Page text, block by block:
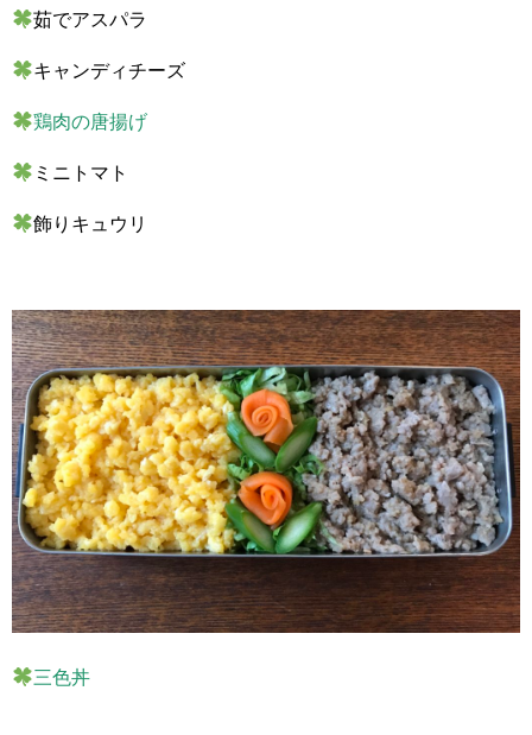
茹でアスパラ
キャンディチーズ
鶏肉の唐揚げ
ミニトマト
飾りキュウリ
三色丼